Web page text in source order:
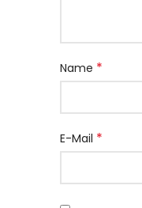
Name *
E-Mail *